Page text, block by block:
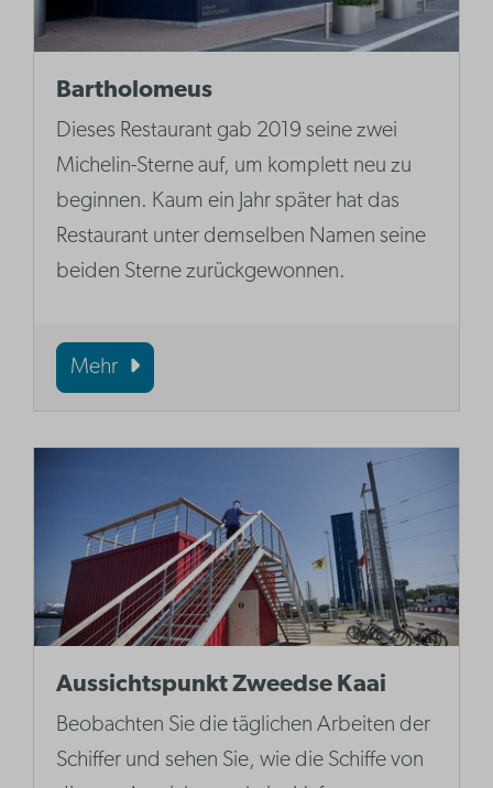
Bartholomeus
Dieses Restaurant gab 2019 seine zwei
Michelin-Sterne auf, um komplett neu zu
beginnen. Kaum ein Jahr später hat das
Restaurant unter demselben Namen seine
beiden Sterne zurückgewonnen.
Mehr
Aussichtspunkt Zweedse Kaai
Beobachten Sie die täglichen Arbeiten der
Schiffer und sehen Sie, wie die Schiffe von